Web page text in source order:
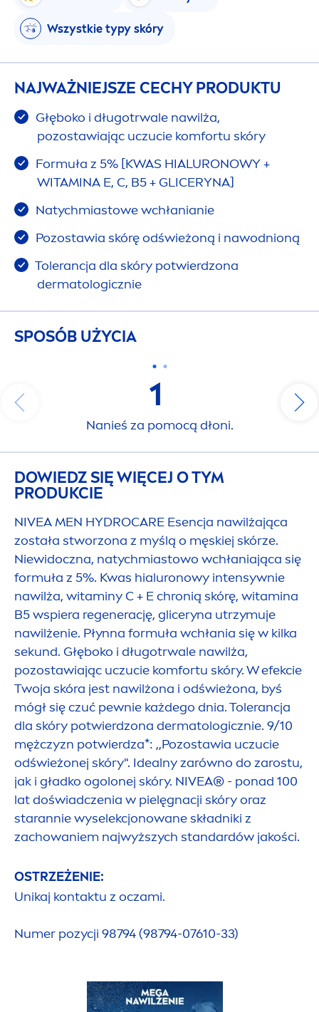
Wszystkie typy skóry
NAJWAŻNIEJSZE CECHY PRODUKTU
Głęboko i długotrwale nawilża,
pozostawiając uczucie komfortu skóry
Formuła z 5% [KWAS HIALURONOWY +
WITAMINA E, C, B5 + GLICERYNA]
Natychmiastowe wchłanianie
Pozostawia skórę odświeżoną i nawodnioną
Tolerancja dla skóry potwierdzona
dermatologicznie
SPOSÓB UŻYCIA
1
Nanieś za pomocą dłoni.
DOWIEDZ SIĘ WIĘCEJ O TYM
PRODUKCIE
NIVEAMEN HYDROCARE Esencja nawilżająca
została stworzona z myślą o męskiej skórze.
Niewidoczna, natychmiastowo wchłaniająca się
formuła z 5%. Kwas hialuronowy intensywnie
nawilża, witaminy C + E chronią skórę, witamina
B5 wspiera regenerację, gliceryna utrzymuje
nawilżenie. Płynna formuła wchłania się w kilka
sekund. Głęboko i długotrwale nawilża,
pozostawiając uczucie komfortu skóry. W efekcie
Twoja skóra jest nawilżona i odświeżona, byś
mógł się czuć pewnie każdego dnia. Tolerancja
dla skóry potwierdzona dermatologicznie. 9/10
mężczyzn potwierdza*: ,,Pozostawia uczucie
odświeżonej skóry". Idealny zarówno do zarostu,
jak i gładko ogolonej skóry. NIVEA® - ponad 100
lat doświadczenia w pielęgnacji skóry oraz
starannie wyselekcjonowane składniki z
zachowaniem najwyższych standardów jakości.
OSTRZEŻENIE:
Unikaj kontaktu z oczami.
Numer pozycji 98794 (98794-07610-33)